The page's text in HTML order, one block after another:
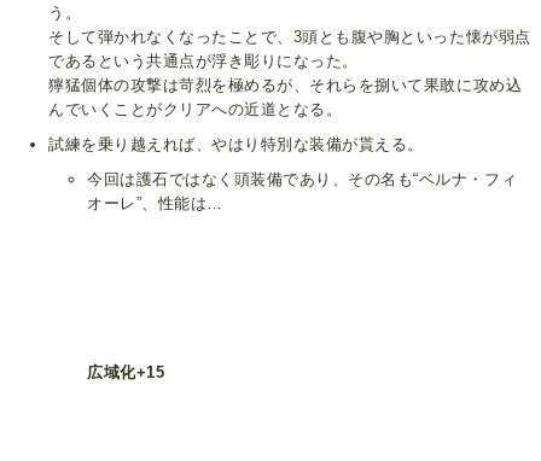
う。
そして弾かれなくなったことで、3頭とも腹や胸といった懐が弱点
であるという共通点が浮き彫りになった。
獰猛個体の攻撃は苛烈を極めるが、それらを捌いて果敢に攻め込
んでいくことがクリアへの近道となる。
試練を乗り越えれば、やはり特別な装備が貰える。
今回は護石ではなく頭装備であり、その名も“ベルナ・フィ
オーレ”、性能は…
広域化+15